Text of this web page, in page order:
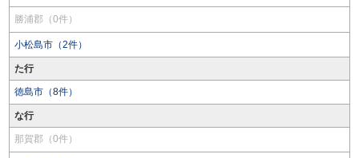
勝浦郡（0件）
小松島市（2件）
た行
徳島市（8件）
な行
那賀郡（0件）